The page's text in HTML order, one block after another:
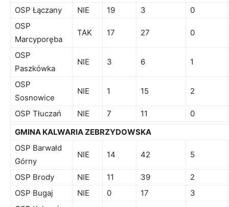
OSP Łączany NIE 19 3
0
OSP
Marcyporęba
TAK 17 27 0
OSP
Paszkówka
NIE 3 6 1
OSP
Sosnowice
NIE 1 15 2
OSP Tłuczań NIE 7 11
0
GMINA KALWARIA ZEBRZYDOWSKA
OSP Barwałd
Górny
NIE 14 42 5
OSP Brody NIE 11 39
2
OSP Bugaj
NIE 0 17
3